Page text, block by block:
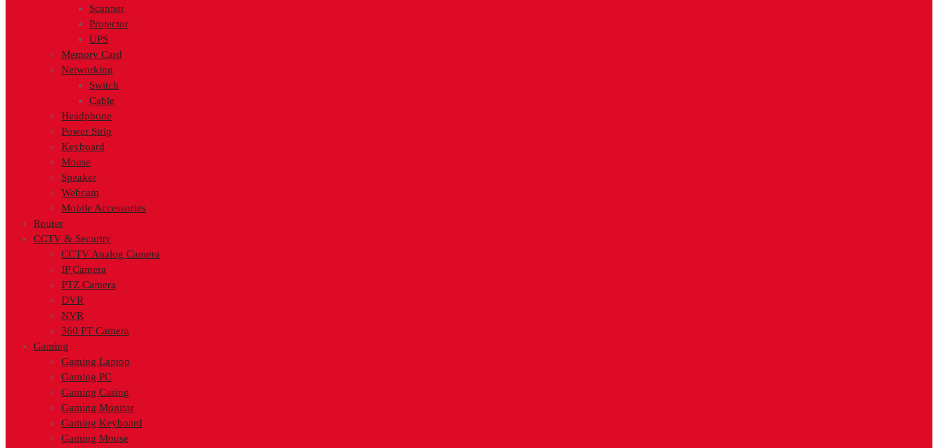
Scanner
Projector
UPS
Memory Card
Networking
Switch
Cable
Headphone
Power Strip
Keyboard
Mouse
Speaker
Webcam
Mobile Accessories
Router
CCTV & Security
CCTV Analog Camera
IP Camera
PTZ Camera
DVR
NVR
360 PT Camera
Gaming
Gaming Laptop
Gaming PC
Gaming Casing
Gaming Monitor
Gaming Keyboard
Gaming Mouse